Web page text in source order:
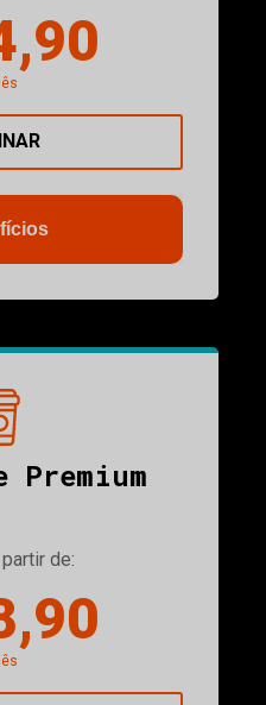
Premium
de: